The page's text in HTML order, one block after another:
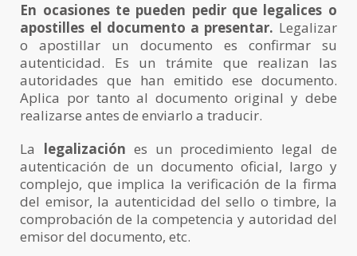
En ocasiones te pueden pedir que legalices o
apostilles el documento a presentar. Legalizar
o apostillar un documento es confirmar su
autenticidad. Es un trámite que realizan las
autoridades que han emitido ese documento.
Aplica por tanto al documento original y debe
realizarse antes de enviarlo a traducir.
La legalización es un procedimiento legal de
autenticación de un documento oficial, largo y
complejo, que implica la verificación de la firma
del emisor, la autenticidad del sello o timbre, la
comprobación de la competencia y autoridad del
emisor del documento, etc.